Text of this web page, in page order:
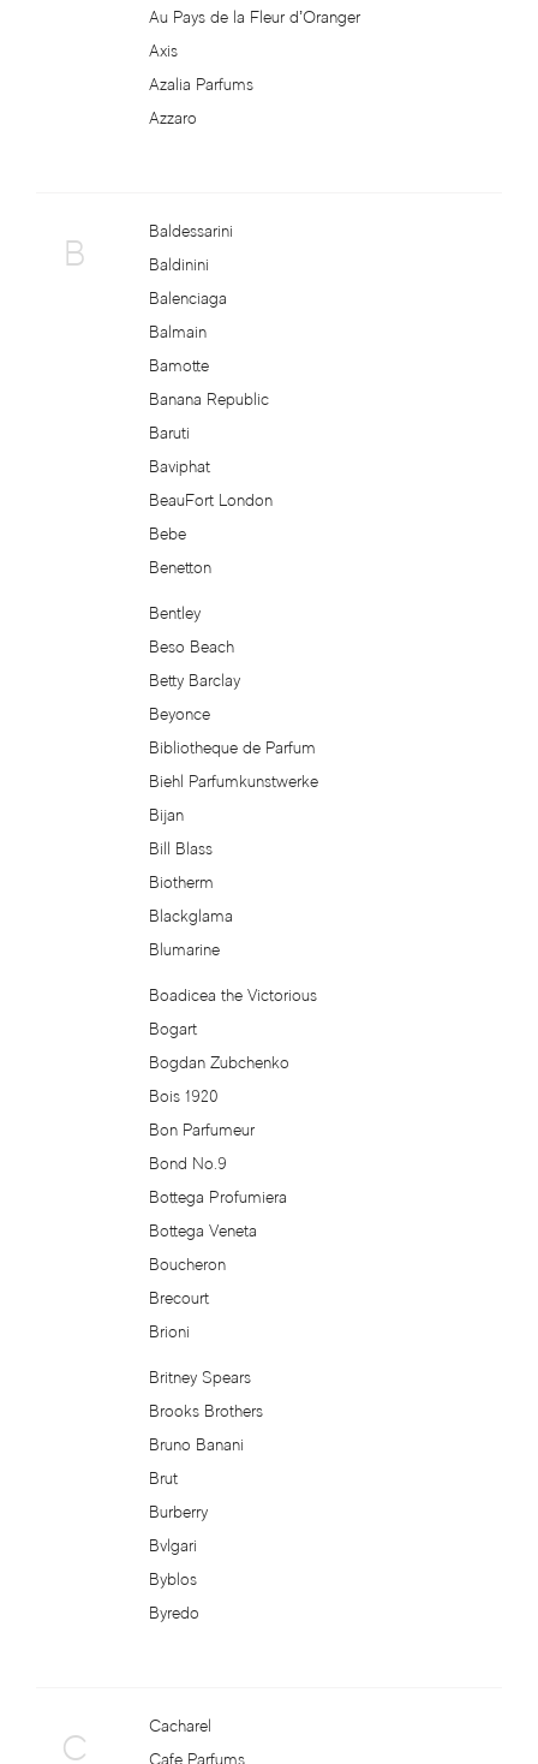
Au Pays de la Fleur d’Oranger
Axis
Azalia Parfums
Azzaro
B
Baldessarini
Baldinini
Balenciaga
Balmain
Bamotte
Banana Republic
Baruti
Baviphat
BeauFort London
Bebe
Benetton
Bentley
Beso Beach
Betty Barclay
Beyonce
Bibliotheque de Parfum
Biehl Parfumkunstwerke
Bijan
Bill Blass
Biotherm
Blackglama
Blumarine
Boadicea the Victorious
Bogart
Bogdan Zubchenko
Bois 1920
Bon Parfumeur
Bond No.9
Bottega Profumiera
Bottega Veneta
Boucheron
Brecourt
Brioni
Britney Spears
Brooks Brothers
Bruno Banani
Brut
Burberry
Bvlgari
Byblos
Byredo
C
Cacharel
Cafe Parfums
Antonia's Flowers
Antonio Banderas
Aquolina
Arabesque Perfumes
Ariana Grande
Atelier Cologne
Atelier Des Ors
Attar Collection
Au Pays de la Fleur d’Oranger
Azalia Parfums
Balenciaga